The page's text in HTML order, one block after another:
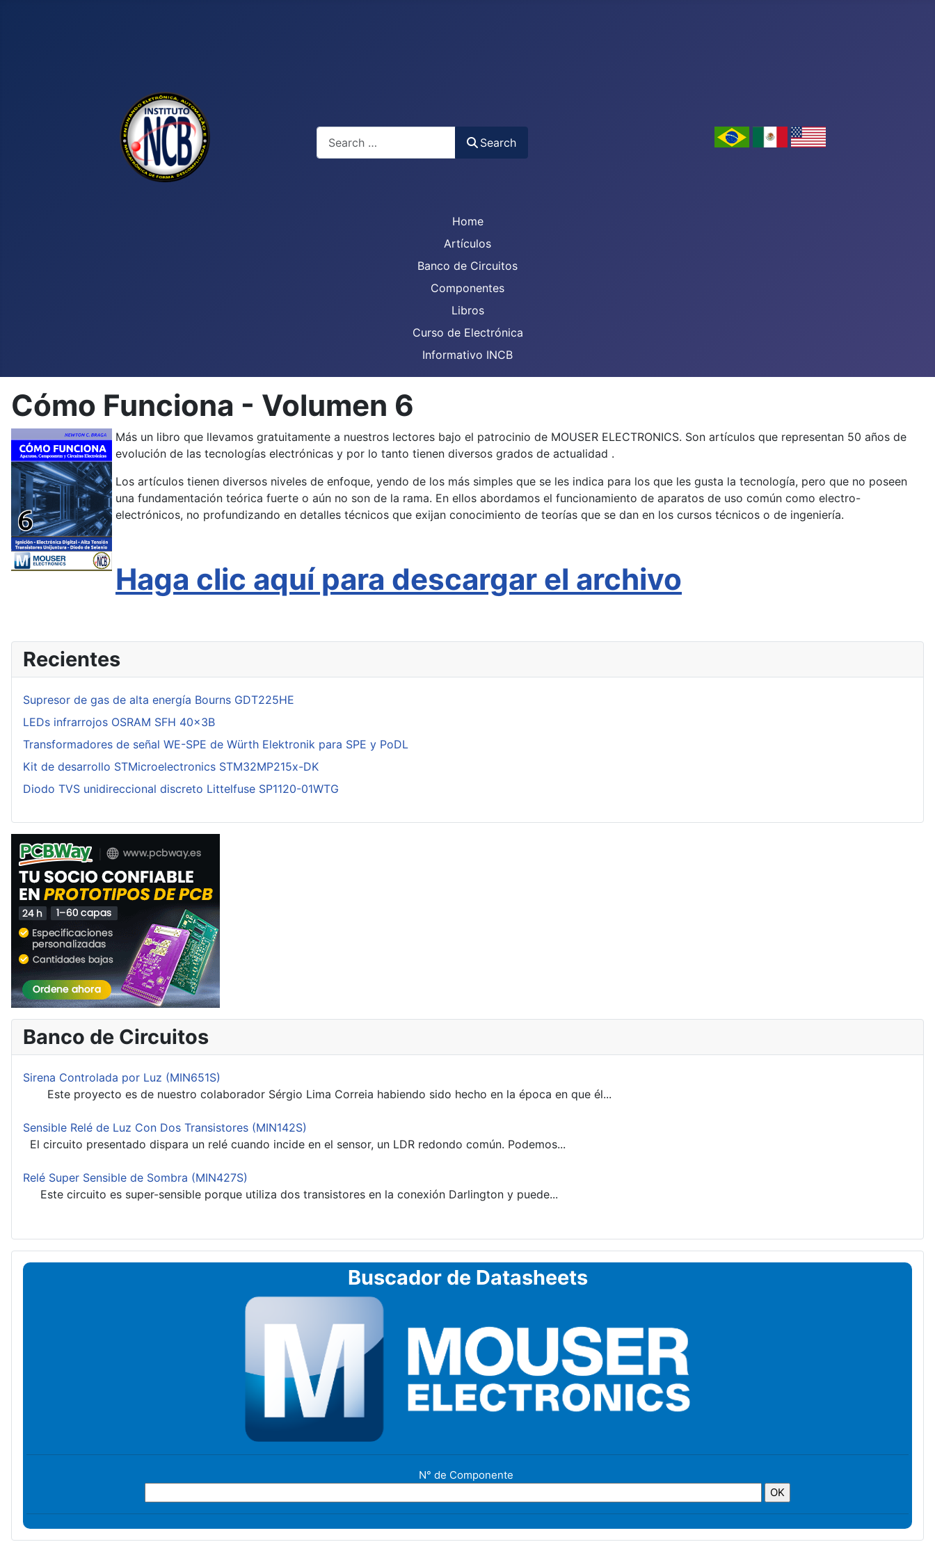
Search
Search
Home
Artículos
Banco de Circuitos
Componentes
Libros
Curso de Electrónica
Informativo INCB
Cómo Funciona - Volumen 6
Más un libro que llevamos gratuitamente a nuestros lectores bajo el patrocinio de MOUSER ELECTRONICS. Son artículos que representan 50 años de
evolución de las tecnologías electrónicas y por lo tanto tienen diversos grados de actualidad .
Los artículos tienen diversos niveles de enfoque, yendo de los más simples que se les indica para los que les gusta la tecnología, pero que no poseen
una fundamentación teórica fuerte o aún no son de la rama. En ellos abordamos el funcionamiento de aparatos de uso común como electro-
electrónicos, no profundizando en detalles técnicos que exijan conocimiento de teorías que se dan en los cursos técnicos o de ingeniería.
Haga clic aquí para descargar el archivo
Recientes
Supresor de gas de alta energía Bourns GDT225HE
LEDs infrarrojos OSRAM SFH 40x3B
Transformadores de señal WE-SPE de Würth Elektronik para SPE y PoDL
Kit de desarrollo STMicroelectronics STM32MP215x-DK
Diodo TVS unidireccional discreto Littelfuse SP1120-01WTG
Banco de Circuitos
Sirena Controlada por Luz (MIN651S)
Este proyecto es de nuestro colaborador Sérgio Lima Correia habiendo sido hecho en la época en que él...
Sensible Relé de Luz Con Dos Transistores (MIN142S)
El circuito presentado dispara un relé cuando incide en el sensor, un LDR redondo común. Podemos...
Relé Super Sensible de Sombra (MIN427S)
Este circuito es super-sensible porque utiliza dos transistores en la conexión Darlington y puede...
Buscador de Datasheets
N° de Componente